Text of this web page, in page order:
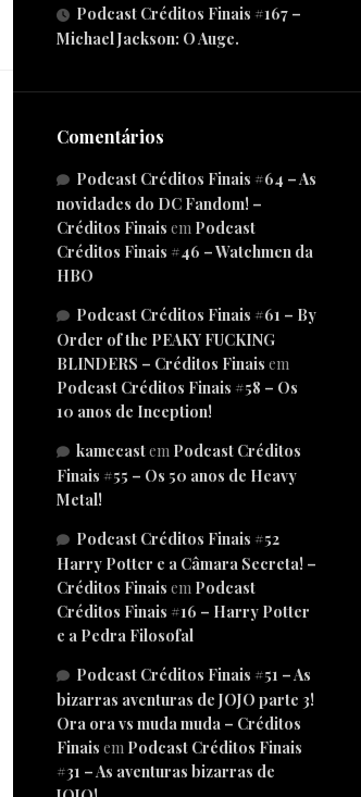
Podcast Créditos Finais #167 –
Michael Jackson: O Auge.
Comentários
Podcast Créditos Finais #64 – As
novidades do DC Fandom! –
Créditos Finais em Podcast
Créditos Finais #46 – Watchmen da
HBO
Podcast Créditos Finais #61 – By
Order of the PEAKY FUCKING
BLINDERS – Créditos Finais em
Podcast Créditos Finais #58 – Os
10 anos de Inception!
kamecastem Podcast Créditos
Finais #55 – Os 50 anos de Heavy
Metal!
Podcast Créditos Finais #52
Harry Potter e a Câmara Secreta! –
Créditos Finais em Podcast
Créditos Finais #16 – Harry Potter
e a Pedra Filosofal
Podcast Créditos Finais #51 – As
bizarras aventuras de JOJO parte 3!
Ora ora vs muda muda – Créditos
Finais em Podcast Créditos Finais
#31 – As aventuras bizarras de